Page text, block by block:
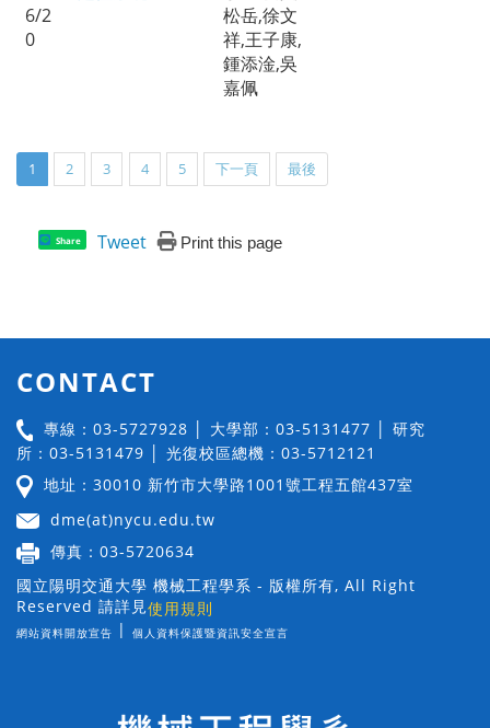
6/2
0
松岳,徐文
祥,王子康,
鍾添淦,吳
嘉佩
1 2 3 4 5 下一頁 最後
Share Tweet Print this page
CONTACT
專線：03-5727928 │ 大學部：03-5131477 │ 研究
所：03-5131479 │ 光復校區總機：03-5712121
地址：30010 新竹市大學路1001號工程五館437室
dme(at)nycu.edu.tw
傳真：03-5720634
國立陽明交通大學 機械工程學系 - 版權所有, All Right
Reserved 請詳見使用規則
網站資料開放宣告 | 個人資料保護暨資訊安全宣言